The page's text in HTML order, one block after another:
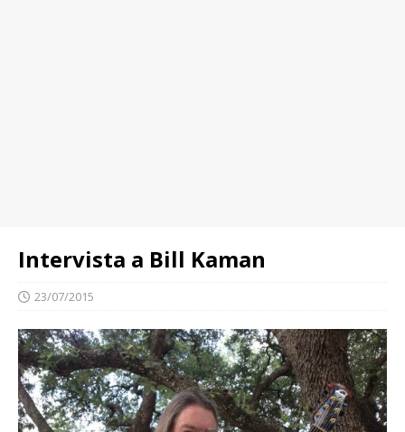
Intervista a Bill Kaman
23/07/2015